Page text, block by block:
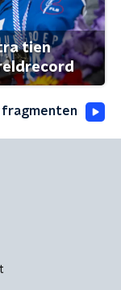
tien
fragmenten